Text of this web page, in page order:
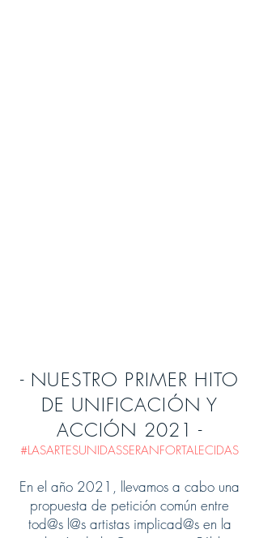
- NUESTRO PRIMER HITO
DE UNIFICACIÓN Y
ACCIÓN 2021 -
#LASARTESUNIDASSERANFORTALECIDAS
En el año 2021, llevamos a cabo una
propuesta de petición común entre
tod@s l@s artistas implicad@s en la